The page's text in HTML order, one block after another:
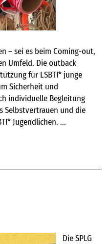
– sei es beim Coming-out,
Umfeld. Die outback
für LSBTI* junge
Sicherheit und
individuelle Begleitung
Selbstvertrauen und die
Jugendlichen. ...
Die SPLG